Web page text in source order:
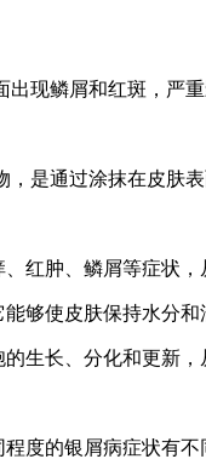
现鳞屑和红斑，严
是通过涂抹在皮肤
红肿、鳞屑等症状，
够使皮肤保持水分和
生长、分化和更新
度的银屑病症状有不